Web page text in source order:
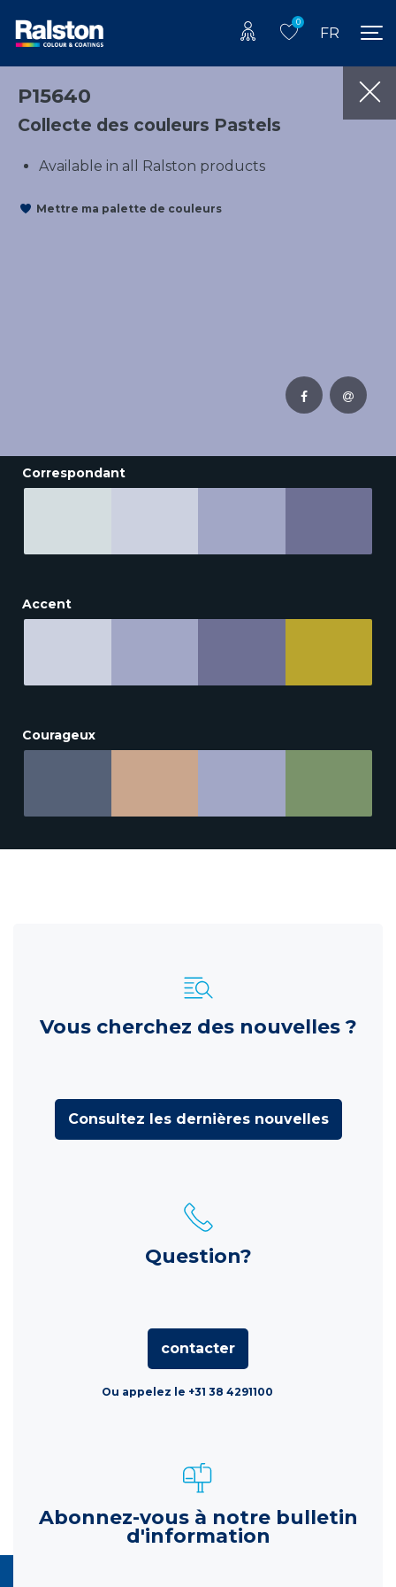
0
FR
P15640
Collecte des couleurs Pastels
Available in all Ralston products
Mettre ma palette de couleurs
Correspondant
Accent
Courageux
Vous cherchez des nouvelles ?
Consultez les dernières nouvelles
Question?
contacter
Ou appelez le +31 38 4291100
Abonnez-vous à notre bulletin
d'information